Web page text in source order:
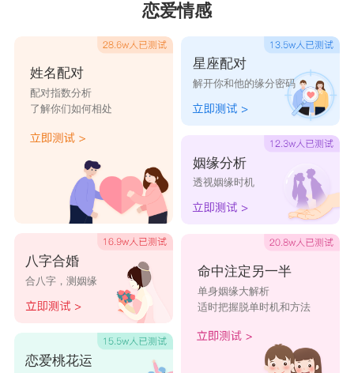
恋爱情感
姓名配对
配对指数分析
了解你们如何相处
八字合婚
合八字，测姻缘
恋爱桃花运
星座配对
解开你和他的缘分密码
姻缘分析
透视姻缘时机
命中注定另一半
单身姻缘大解析
适时把握脱单时机和方法